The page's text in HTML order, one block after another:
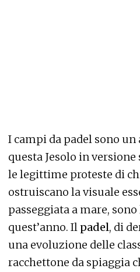
I campi da padel sono
questa Jesolo in
le legittime proteste di
ostruiscano la visuale
passeggiata a mare,
quest’anno. Il padel, di
una evoluzione delle
racchettone da spiaggia